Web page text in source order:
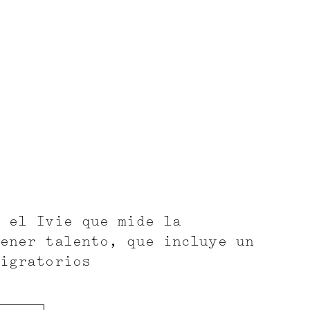
el Ivie que mide la
talento, que incluye un